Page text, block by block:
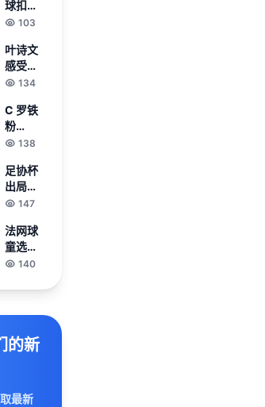
集与战
斗心得
身赛展
现强大
球扣响
奥运激
排球项
目全景
盘点
103
叶诗文
感受到
观众满
激励她
不断突
破自我
134
C 罗铁
粉
Speed
海街头
直播！
国足 7
+ 经典
Siu 引
爆球迷
138
足协杯
出局崔
康熙或
新帅锁
定名宿
带队夺
147
法网球
童选拔
活动热
攀升青
赛场备
140
的新
最新